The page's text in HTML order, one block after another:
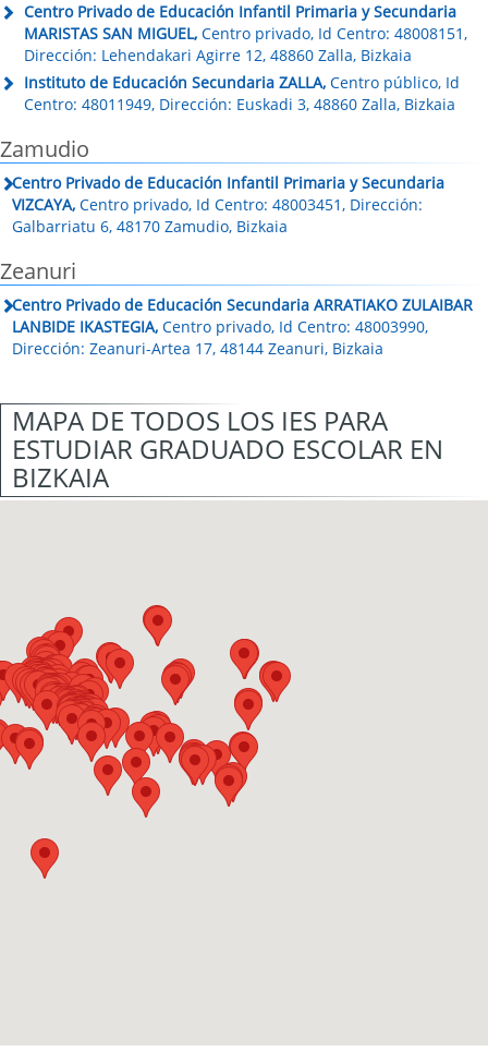
Centro Privado de Educación Infantil Primaria y Secundaria
MARISTAS SAN MIGUEL, Centro privado, Id Centro: 48008151,
Dirección: Lehendakari Agirre 12, 48860 Zalla, Bizkaia
Instituto de Educación Secundaria ZALLA, Centro público, Id
Centro: 48011949, Dirección: Euskadi 3, 48860 Zalla, Bizkaia
Zamudio
Centro Privado de Educación Infantil Primaria y Secundaria
VIZCAYA, Centro privado, Id Centro: 48003451, Dirección:
Galbarriatu 6, 48170 Zamudio, Bizkaia
Zeanuri
Centro Privado de Educación Secundaria ARRATIAKO ZULAIBAR
LANBIDE IKASTEGIA, Centro privado, Id Centro: 48003990,
Dirección: Zeanuri-Artea 17, 48144 Zeanuri, Bizkaia
MAPA DE TODOS LOS IES PARA
ESTUDIAR GRADUADO ESCOLAR EN
BIZKAIA